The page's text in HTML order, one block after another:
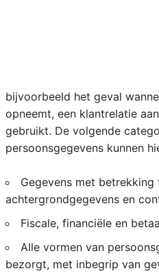
je onze diensten aan te
bijvoorbeeld het geval
opneemt, een klantrelatie
gebruikt. De volgende
persoonsgegevens kunnen
Gegevens met
achtergrondgegevens en
Fiscale, financiële en
Alle vormen van
bezorgt, met inbegrip van